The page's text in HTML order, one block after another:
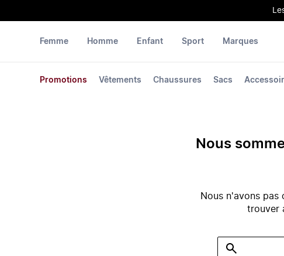
Femme
Promotions Vêtements Chaussures Sacs
Homme Enfant Sport Marques
Nous
Nous n'avons
trouver